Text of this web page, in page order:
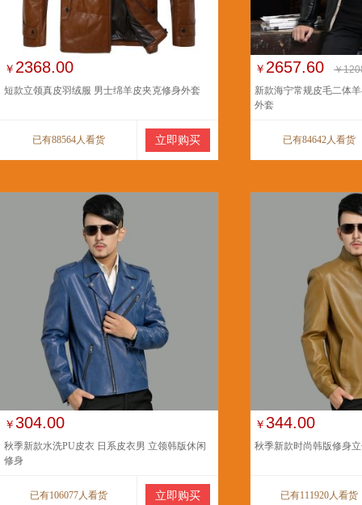
￥ 2368.00
短款立领真皮羽绒服 男士绵羊皮夹克修身外套
已有88564人看货 立即购买
￥ 2657.60
￥
新款海宁常规皮毛二体
外套
已有84642人看货
￥304.00
秋季新款水洗PU皮衣 日系皮衣男 立领韩版休闲
修身
已有106077人看货 立即购买
￥344.00
秋季新款时尚韩版修身
已有111920人看货